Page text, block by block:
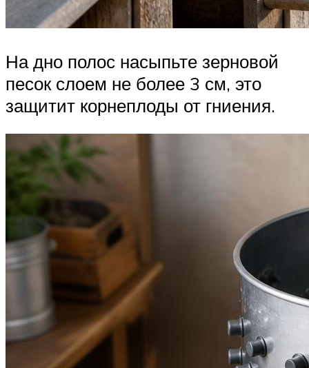
На дно полос насыпьте зерновой
песок слоем не более 3 см, это
защитит корнеплоды от гниения.